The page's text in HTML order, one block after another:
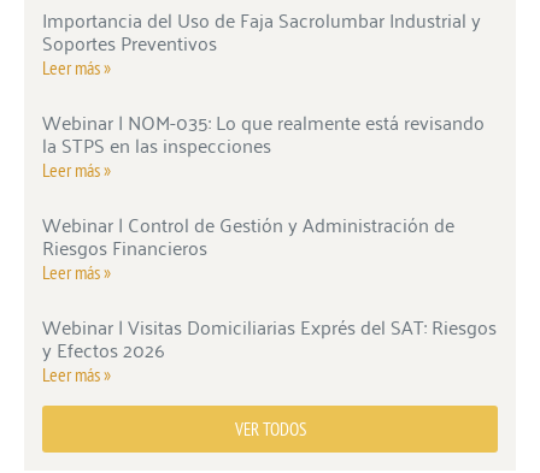
Importancia del Uso de Faja Sacrolumbar Industrial y
Soportes Preventivos
Leer más »
Webinar | NOM-035: Lo que realmente está revisando
la STPS en las inspecciones
Leer más »
Webinar | Control de Gestión y Administración de
Riesgos Financieros
Leer más »
Webinar | Visitas Domiciliarias Exprés del SAT: Riesgos
y Efectos 2026
Leer más »
VER TODOS